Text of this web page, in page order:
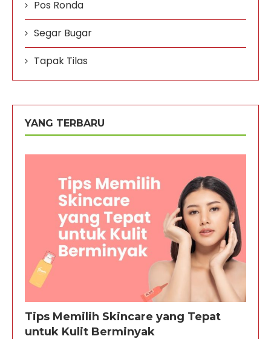
Pos Ronda
Segar Bugar
Tapak Tilas
YANG TERBARU
Tips Memilih Skincare yang Tepat
untuk Kulit Berminyak